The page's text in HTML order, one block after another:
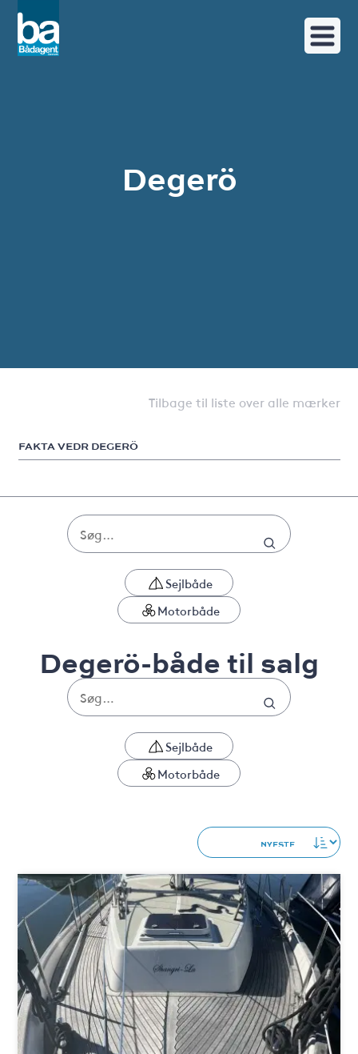
Degerö
Tilbage til liste over alle mærker
FAKTA VEDR DEGERÖ
Sejlbåde
Motorbåde
Degerö-både til salg
Sejlbåde
Motorbåde